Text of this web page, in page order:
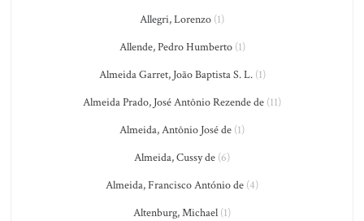
Allegri, Lorenzo (1)
Allende, Pedro Humberto(1)
Almeida Garret, João Baptista S. L.(1)
Almeida Prado, José Antônio Rezende de (11)
Almeida, Antônio José de (1)
Almeida, Cussy de (6)
Almeida, Francisco António de (4)
Altenburg, Michael (1)